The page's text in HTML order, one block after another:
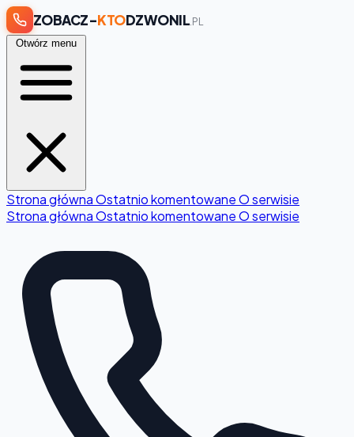
ZOBACZ-KTODZWONIL .PL
Otwórz menu
Strona głównaOstatnio komentowaneO serwisie
Strona głównaOstatnio komentowaneO serwisie